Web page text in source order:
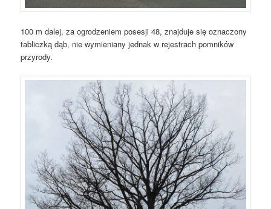
100 m dalej, za ogrodzeniem posesji 48, znajduje się oznaczony
tabliczką dąb, nie wymieniany jednak w rejestrach pomników
przyrody.